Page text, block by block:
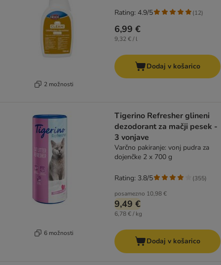
2 možnosti
6,99 €
9,32 € / l
Rating: 4.9/5 (12)
Dodaj v košarico
6 možnosti
Tigerino Refresher glineni
dezodorant za mačji pesek -
3 vonjave
Varčno pakiranje: vonj pudra za
dojenčke 2 x 700 g
posamezno 10,98 €
9,49 €
6,78 € / kg
Rating: 3.8/5 (355)
Dodaj v košarico